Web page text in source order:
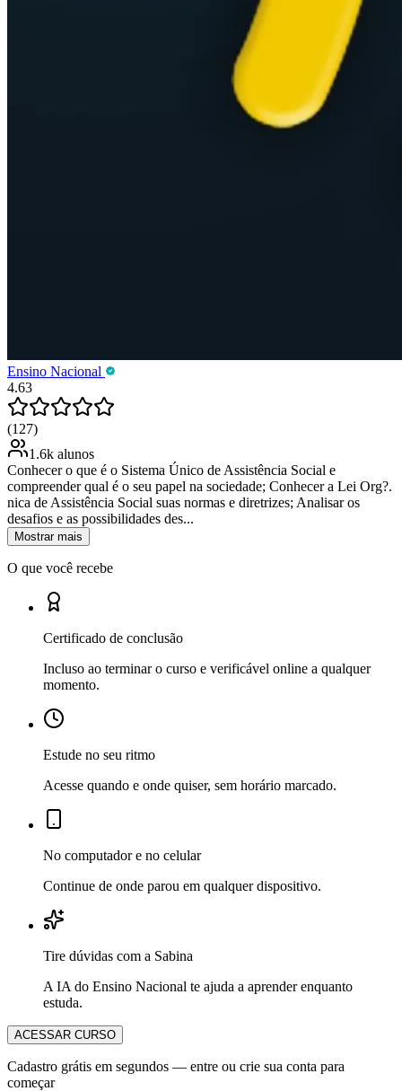
Ensino Nacional
4.63
(127)
1.6k alunos
Conhecer o que é o Sistema Único de Assistência Social e
compreender qual é o seu papel na sociedade; Conhecer a Lei Org?.
nica de Assistência Social suas normas e diretrizes; Analisar os
desafios e as possibilidades des...
Mostrar mais
O que você recebe
Certificado de conclusão
Incluso ao terminar o curso e verificável online a qualquer
momento.
Estude no seu ritmo
Acesse quando e onde quiser, sem horário marcado.
No computador e no celular
Continue de onde parou em qualquer dispositivo.
Tire dúvidas com a Sabina
A IA do Ensino Nacional te ajuda a aprender enquanto
estuda.
ACESSAR CURSO
Cadastro grátis em segundos — entre ou crie sua conta para
começar